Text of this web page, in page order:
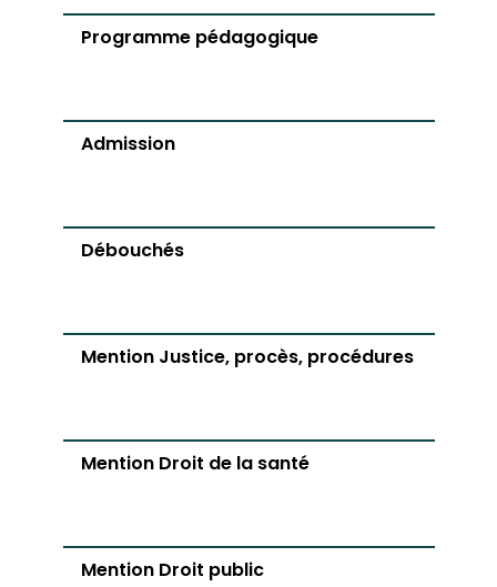
Programme pédagogique
Admission
Débouchés
Mention Justice, procès, procédures
Mention Droit de la santé
Mention Droit public